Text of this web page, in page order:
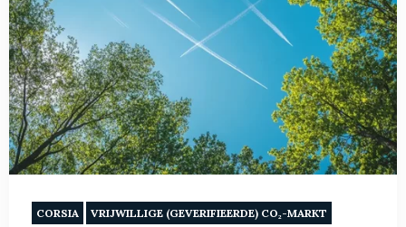
CORSIA VRIJWILLIGE (GEVERIFIEERDE) CO₂-MARKT